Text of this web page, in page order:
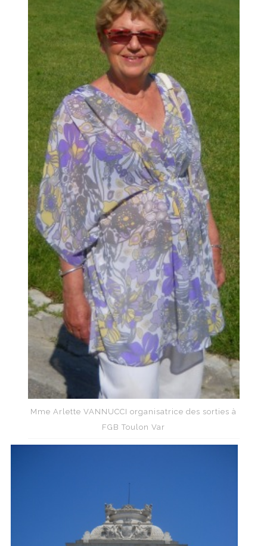
Mme Arlette VANNUCCI organisatrice des sorties à
FGB Toulon Var